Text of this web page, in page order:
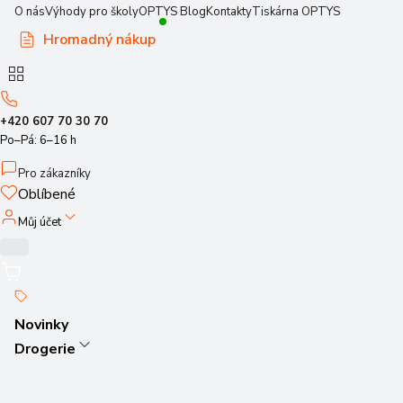
O násVýhody pro školyOPTYS BlogKontaktyTiskárna OPTYS
Hromadný nákup
+420 607 70 30 70
Po–Pá: 6–16 h
Pro zákazníky
Oblíbené
Můj účet
Novinky
Drogerie